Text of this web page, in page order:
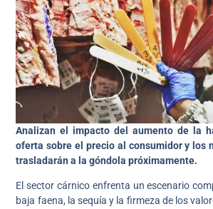
Analizan el impacto del aumento de la
oferta sobre el precio al consumidor y los
trasladarán a la góndola próximamente.
El sector cárnico enfrenta un escenario
baja faena, la sequía y la firmeza de los